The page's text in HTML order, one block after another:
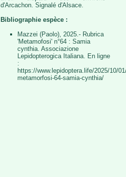
d'Arcachon. Signalé d'Alsace.
Bibliographie espèce :
Mazzei (Paolo), 2025.- Rubrica
'Metamofosi' n°64 : Samia
cynthia. Associazione
Lepidopterogica Italiana. En ligne
:
https://www.lepidoptera.life/2025/10/
metamorfosi-64-samia-cynthia/